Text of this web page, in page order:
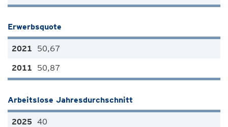
Erwerbsquote
50,67
50,87
Arbeitslose Jahresdurchschnitt
40